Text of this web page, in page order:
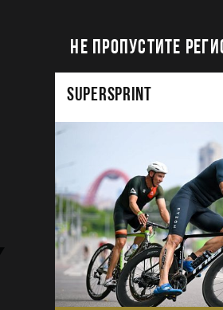
НЕ ПРОПУСТИТЕ
SUPERSPRINT